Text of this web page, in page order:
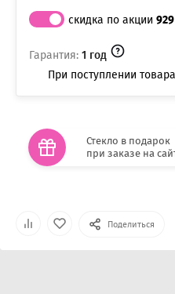
Поделиться
Гарантия: 1 год
скидка по акции
При поступлении
Стекло в подарок
при заказе на